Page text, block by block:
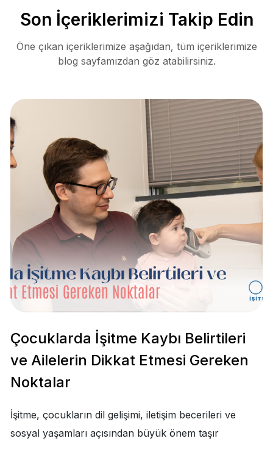
Son İçeriklerimizi Takip Edin
Öne çıkan içeriklerimize aşağıdan, tüm içeriklerimize
blog sayfamızdan göz atabilirsiniz.
Çocuklarda İşitme Kaybı Belirtileri
ve Ailelerin Dikkat Etmesi Gereken
Noktalar
İşitme, çocukların dil gelişimi, iletişim becerileri ve
sosyal yaşamları açısından büyük önem taşır